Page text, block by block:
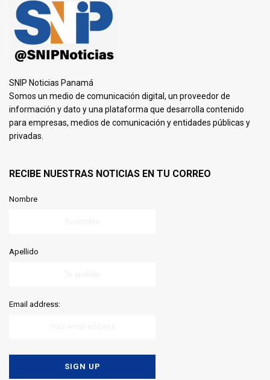
SNIP Noticias Panamá
Somos un medio de comunicación digital, un proveedor de
información y dato y una plataforma que desarrolla contenido
para empresas, medios de comunicación y entidades públicas y
privadas.
RECIBE NUESTRAS NOTICIAS EN TU CORREO
Nombre
Apellido
Email address: